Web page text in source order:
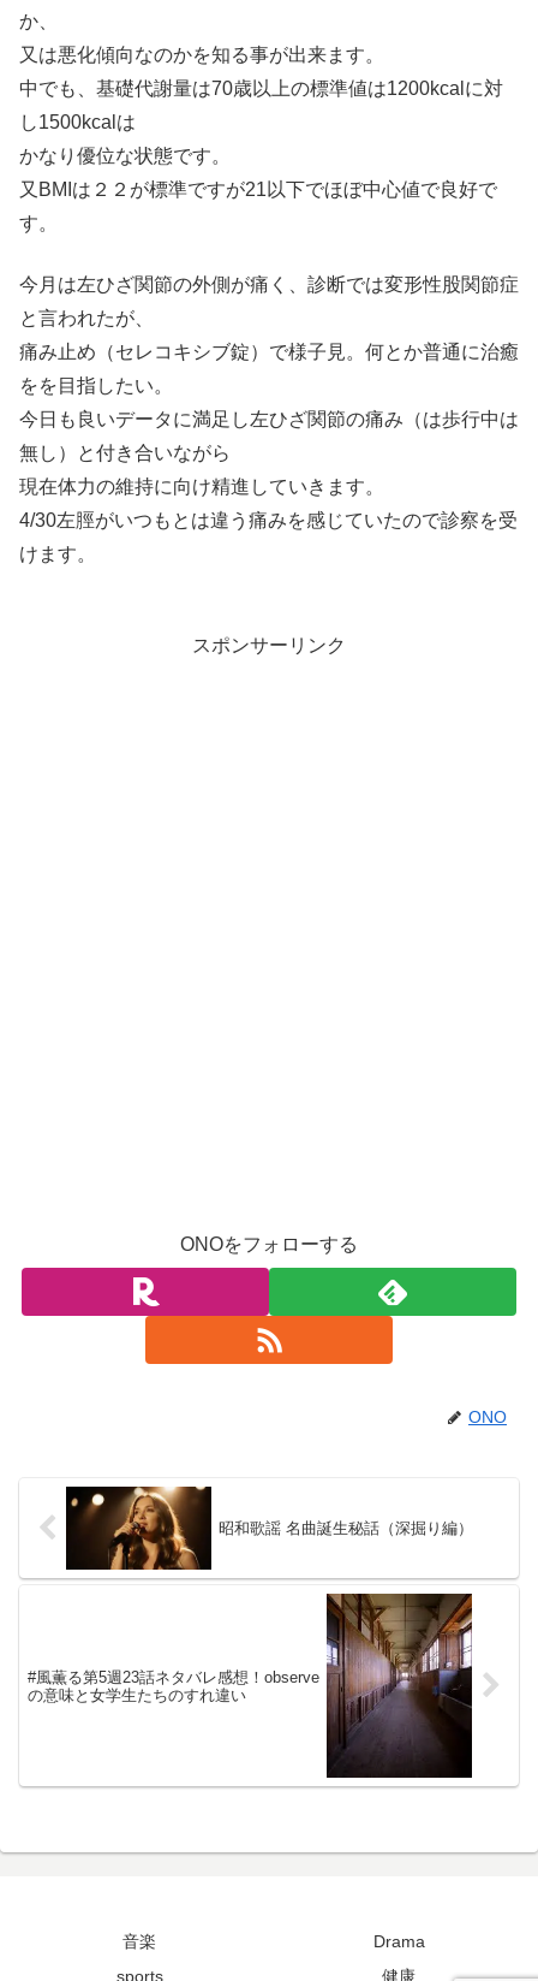
か、
又は悪化傾向なのかを知る事が出来ます。
中でも、基礎代謝量は70歳以上の標準値は1200kcalに対
し1500kcalは
かなり優位な状態です。
又BMIは２２が標準ですが21以下でほぼ中心値で良好で
す。
今月は左ひざ関節の外側が痛く、診断では変形性股関節症
と言われたが、
痛み止め（セレコキシブ錠）で様子見。何とか普通に治癒
をを目指したい。
今日も良いデータに満足し左ひざ関節の痛み（は歩行中は
無し）と付き合いながら
現在体力の維持に向け精進していきます。
4/30左脛がいつもとは違う痛みを感じていたので診察を受
けます。
スポンサーリンク
ONOをフォローする
ONO
昭和歌謡 名曲誕生秘話（深掘り編）
#風薫る第5週23話ネタバレ感想！observe
の意味と女学生たちのすれ違い
音楽
Drama
sports
健康